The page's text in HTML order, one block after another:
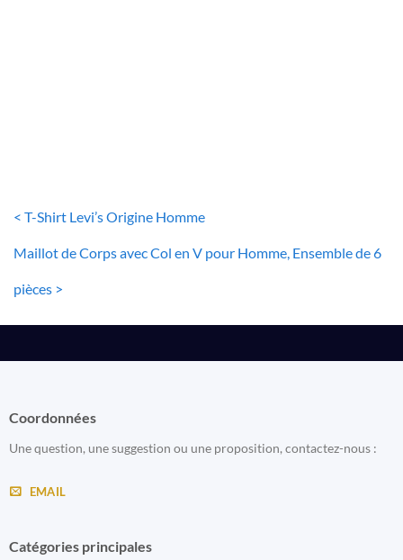
< T-Shirt Levi’s Origine Homme
Maillot de Corps avec Col en V pour Homme, Ensemble de 6
pièces >
Coordonnées
Une question, une suggestion ou une proposition, contactez-nous :
EMAIL
Catégories principales